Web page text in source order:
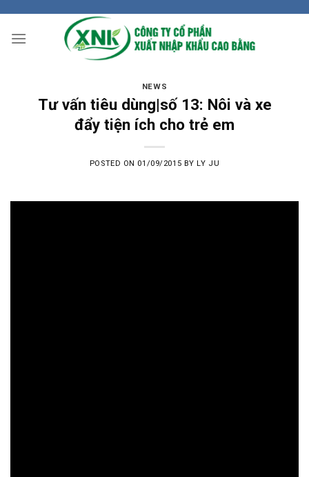
content
NEWS
Tư vấn tiêu dùng|số 13: Nôi và xe
đẩy tiện ích cho trẻ em
POSTED ON 01/09/2015 BYLY JU